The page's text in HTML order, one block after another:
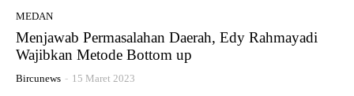
MEDAN
Menjawab Permasalahan Daerah, Edy Rahmayadi
Wajibkan Metode Bottom up
Bircunews - 15 Maret 2023